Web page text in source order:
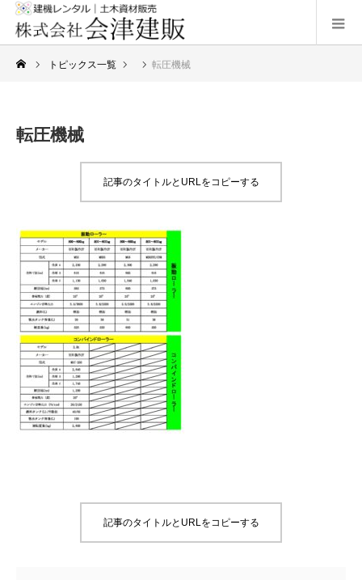
トピックス一覧 転圧機械
転圧機械
記事のタイトルとURLをコピーする
記事のタイトルとURLをコピーする